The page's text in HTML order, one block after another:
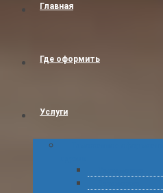
Главная
Где оформить
Услуги